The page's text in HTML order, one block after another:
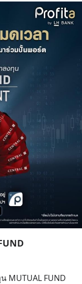
MUTUAL FUND